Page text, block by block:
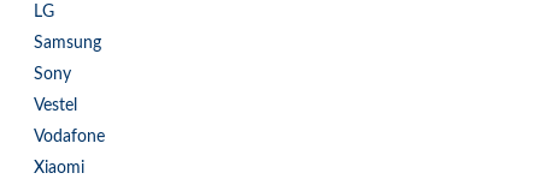
LG
Samsung
Sony
Vestel
Vodafone
Xiaomi